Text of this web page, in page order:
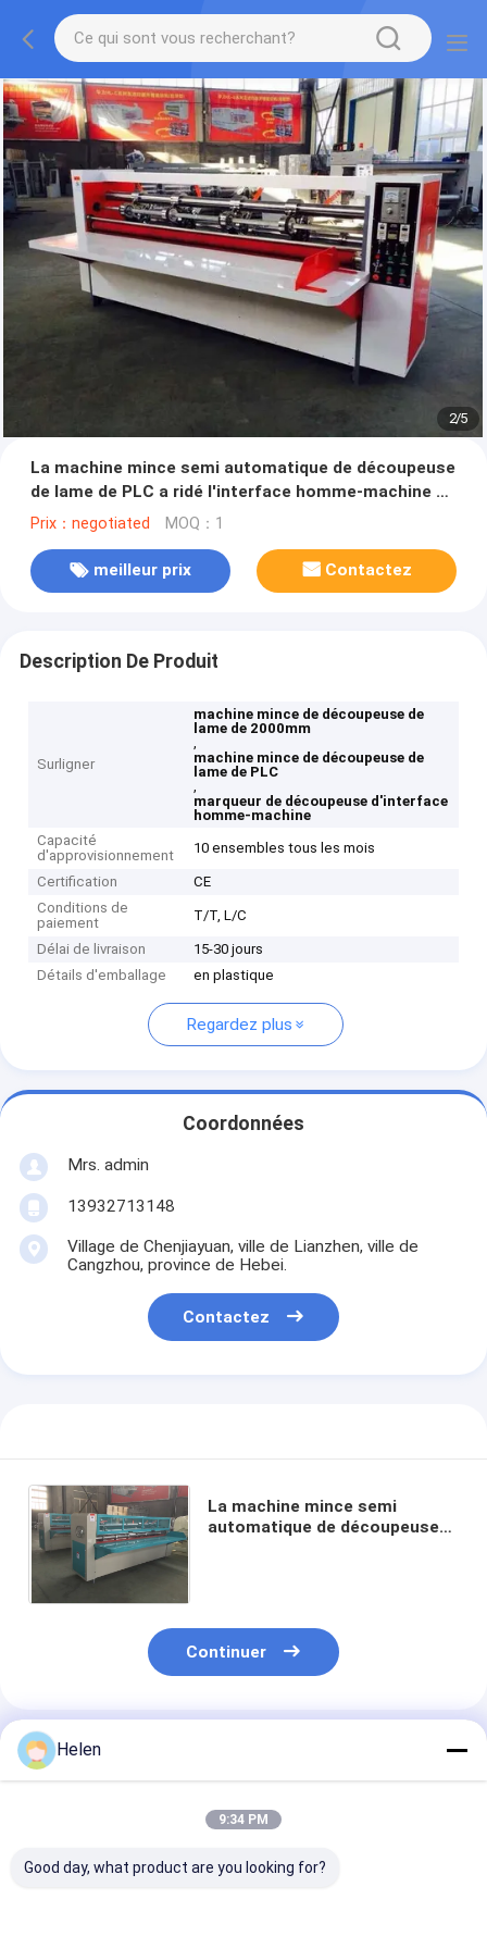
2/5
La machine mince semi automatique de découpeuse
de lame de PLC a ridé l'interface homme-machine de
carton
Prix：negotiated MOQ：1
meilleur prix Contactez
Description De Produit
Surligner
machine mince de découpeuse de
lame de 2000mm
,
machine mince de découpeuse de
lame de PLC
,
marqueur de découpeuse d'interface
homme-machine
Capacité
d'approvisionnement
10 ensembles tous les mois
Certification
CE
Conditions de
paiement
T/T, L/C
Délai de livraison
15-30 jours
Détails d'emballage
en plastique
Regardez plus
Coordonnées
Mrs. admin
13932713148
Village de Chenjiayuan, ville de Lianzhen, ville de
Cangzhou, province de Hebei.
Contactez
La machine mince semi
automatique de découpeuse
Continuer
Produits Recommandés
Helen
9:34 PM
Good day, what product are you looking for?